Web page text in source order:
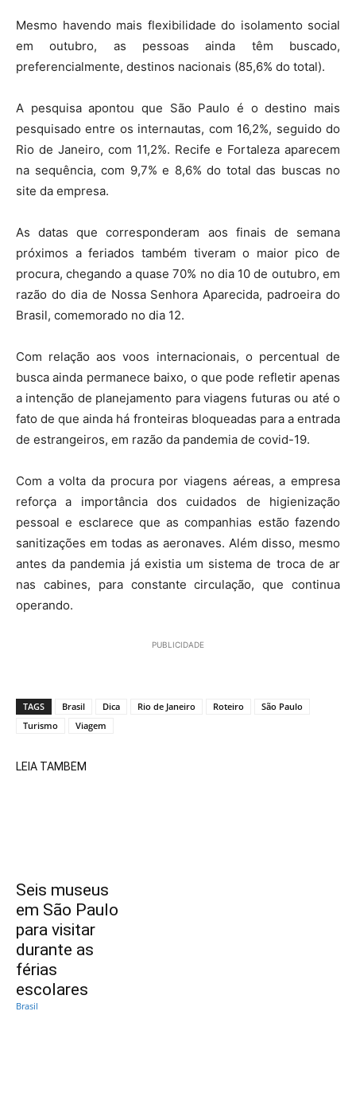
Mesmo havendo mais flexibilidade do isolamento social
em outubro, as pessoas ainda têm buscado,
preferencialmente, destinos nacionais (85,6% do total).
A pesquisa apontou que São Paulo é o destino mais
pesquisado entre os internautas, com 16,2%, seguido do
Rio de Janeiro, com 11,2%. Recife e Fortaleza aparecem
na sequência, com 9,7% e 8,6% do total das buscas no
site da empresa.
As datas que corresponderam aos finais de semana
próximos a feriados também tiveram o maior pico de
procura, chegando a quase 70% no dia 10 de outubro, em
razão do dia de Nossa Senhora Aparecida, padroeira do
Brasil, comemorado no dia 12.
Com relação aos voos internacionais, o percentual de
busca ainda permanece baixo, o que pode refletir apenas
a intenção de planejamento para viagens futuras ou até o
fato de que ainda há fronteiras bloqueadas para a entrada
de estrangeiros, em razão da pandemia de covid-19.
Com a volta da procura por viagens aéreas, a empresa
reforça a importância dos cuidados de higienização
pessoal e esclarece que as companhias estão fazendo
sanitizações em todas as aeronaves. Além disso, mesmo
antes da pandemia já existia um sistema de troca de ar
nas cabines, para constante circulação, que continua
operando.
PUBLICIDADE
TAGS Brasil Dica Rio de Janeiro Roteiro
São Paulo
Turismo
Viagem
LEIA TAMBÉM
Seis museus
em São Paulo
para visitar
durante as
férias
escolares
Brasil